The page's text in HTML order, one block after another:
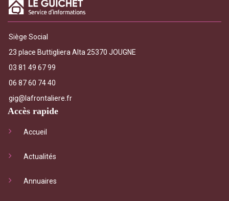
Siège Social
23 place Buttigliera Alta 25370 JOUGNE
03 81 49 67 99
06 87 60 74 40
gig@lafrontaliere.fr
Accès rapide
Accueil
Actualités
Annuaires